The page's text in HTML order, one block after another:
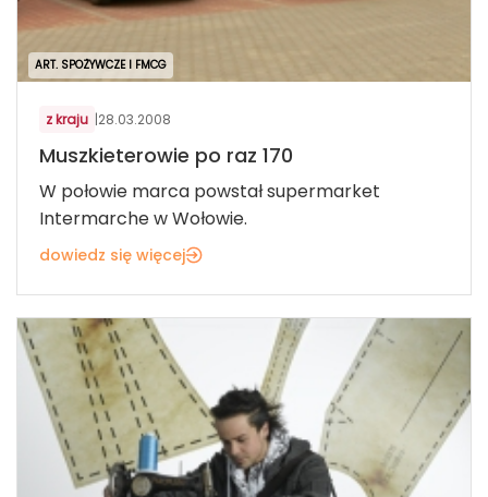
ART. SPOŻYWCZE I FMCG
z kraju |28.03.2008
Muszkieterowie po raz 170
W połowie marca powstał supermarket
Intermarche w Wołowie.
dowiedz się więcej